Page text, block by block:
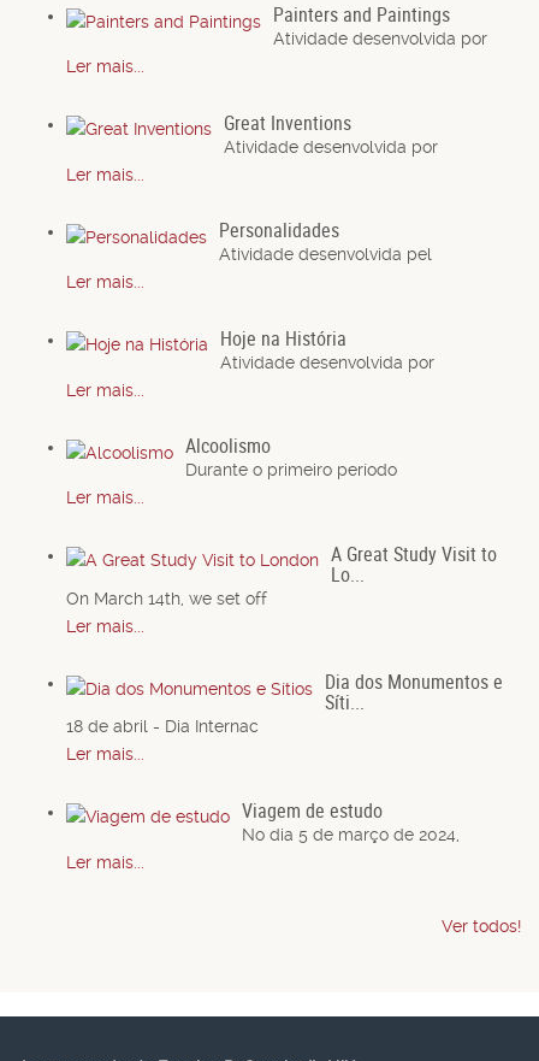
Painters and Paintings
Atividade desenvolvida por
Ler mais...
Great Inventions
Atividade desenvolvida por
Ler mais...
Personalidades
Atividade desenvolvida pel
Ler mais...
Hoje na História
Atividade desenvolvida por
Ler mais...
Alcoolismo
Durante o primeiro período
Ler mais...
A Great Study Visit to
Lo...
On March 14th, we set off
Ler mais...
Dia dos Monumentos e
Síti...
18 de abril - Dia Internac
Ler mais...
Viagem de estudo
No dia 5 de março de 2024,
Ler mais...
Ver todos!